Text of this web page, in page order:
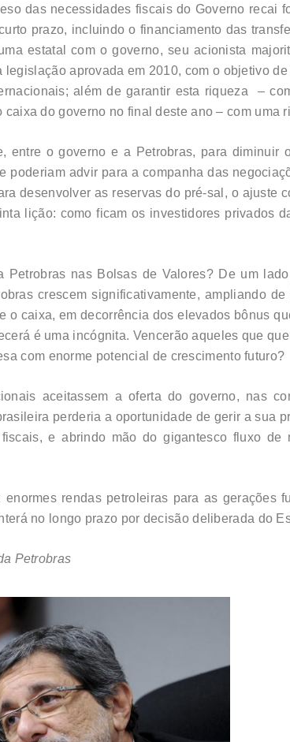
das necessidades fiscais do Governo recai
prazo, incluindo o financiamento das
estatal com o governo, seu acionista
aprovada em 2010, com o objetivo
além de garantir esta riqueza –
do governo no final deste ano – com uma
entre o governo e a Petrobras, para
poderiam advir para a companha das
desenvolver as reservas do pré-sal, o ajuste
lição: como ficam os investidores privados
Petrobras nas Bolsas de Valores? De um
crescem significativamente, ampliando
o caixa, em decorrência dos elevados bônus
é uma incógnita. Vencerão aqueles que
com enorme potencial de crescimento futuro?
aceitassem a oferta do governo, nas
perderia a oportunidade de gerir a sua
e abrindo mão do gigantesco fluxo
rendas petroleiras para as gerações
no longo prazo por decisão deliberada do
Petrobras